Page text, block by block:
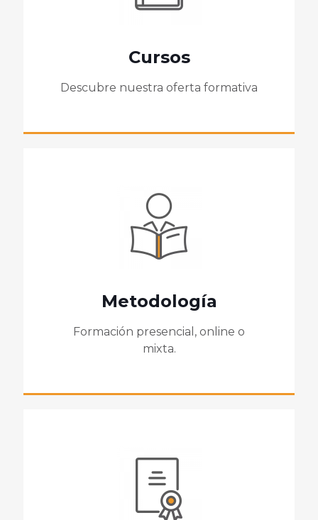
Cursos
Descubre nuestra oferta formativa
Metodología
Formación presencial, online o
mixta.